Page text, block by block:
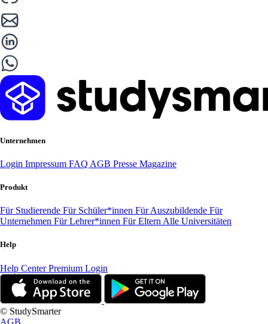
Unternehmen
Login Impressum FAQ AGB Presse Magazine
Produkt
Für Studierende Für Schüler*innen Für Auszubildende Für
Unternehmen Für Lehrer*innen Für Eltern Alle Universitäten
Help
Help CenterPremium Login
© StudySmarter
AGB